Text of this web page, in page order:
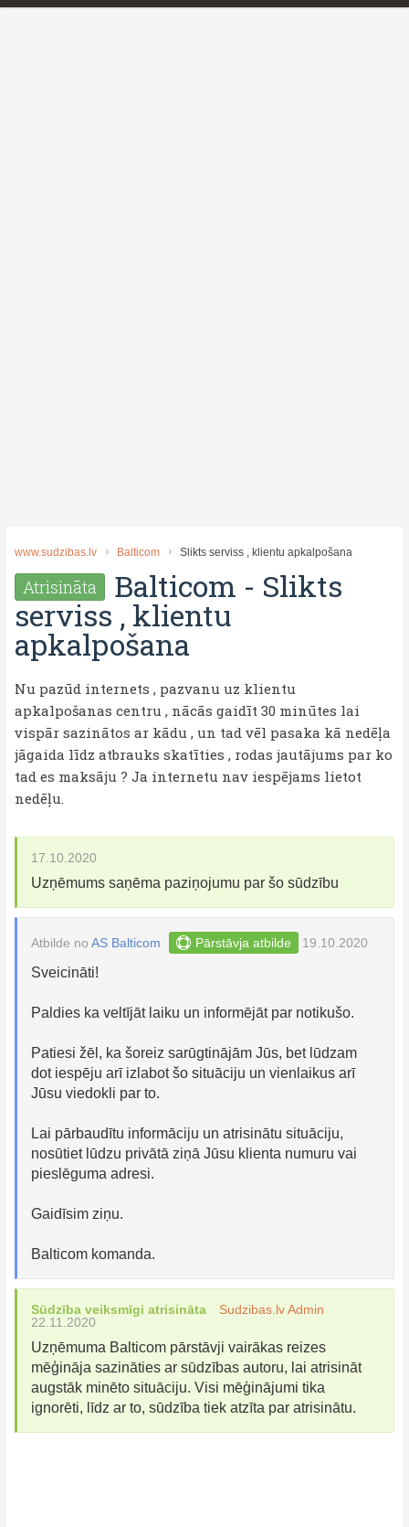
www.sudzibas.lv Balticom Slikts serviss , klientu apkalpošana
Atrisināta Balticom - Slikts
serviss , klientu
apkalpošana
Nu pazūd internets , pazvanu uz klientu
apkalpošanas centru , nācās gaidīt 30 minūtes lai
vispār sazinātos ar kādu , un tad vēl pasaka kā nedēļa
jāgaida līdz atbrauks skatīties , rodas jautājums par ko
tad es maksāju ? Ja internetu nav iespējams lietot
nedēļu.
17.10.2020
Uzņēmums saņēma paziņojumu par šo sūdzību
Atbilde no AS Balticom Pārstāvja atbilde 19.10.2020
Sveicināti!
Paldies ka veltījāt laiku un informējāt par notikušo.
Patiesi žēl, ka šoreiz sarūgtinājām Jūs, bet lūdzam
dot iespēju arī izlabot šo situāciju un vienlaikus arī
Jūsu viedokli par to.
Lai pārbaudītu informāciju un atrisinātu situāciju,
nosūtiet lūdzu privātā ziņā Jūsu klienta numuru vai
pieslēguma adresi.
Gaidīsim ziņu.
Balticom komanda.
Sūdzība veiksmīgi atrisināta
Sudzibas.lv Admin
22.11.2020
Uzņēmuma Balticom pārstāvji vairākas reizes
mēģināja sazināties ar sūdzības autoru, lai atrisināt
augstāk minēto situāciju. Visi mēģinājumi tika
ignorēti, līdz ar to, sūdzība tiek atzīta par atrisinātu.